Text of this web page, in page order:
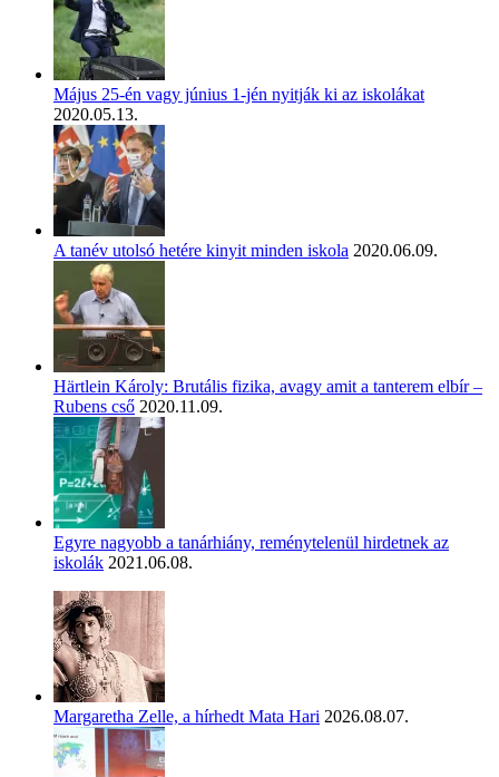
Május 25-én vagy június 1-jén nyitják ki az iskolákat
2020.05.13.
A tanév utolsó hetére kinyit minden iskola 2020.06.09.
Härtlein Károly: Brutális fizika, avagy amit a tanterem elbír –
Rubens cső 2020.11.09.
Egyre nagyobb a tanárhiány, reménytelenül hirdetnek az
iskolák 2021.06.08.
Margaretha Zelle, a hírhedt Mata Hari 2026.08.07.